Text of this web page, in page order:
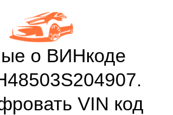
о ВИНкоде
VIN код